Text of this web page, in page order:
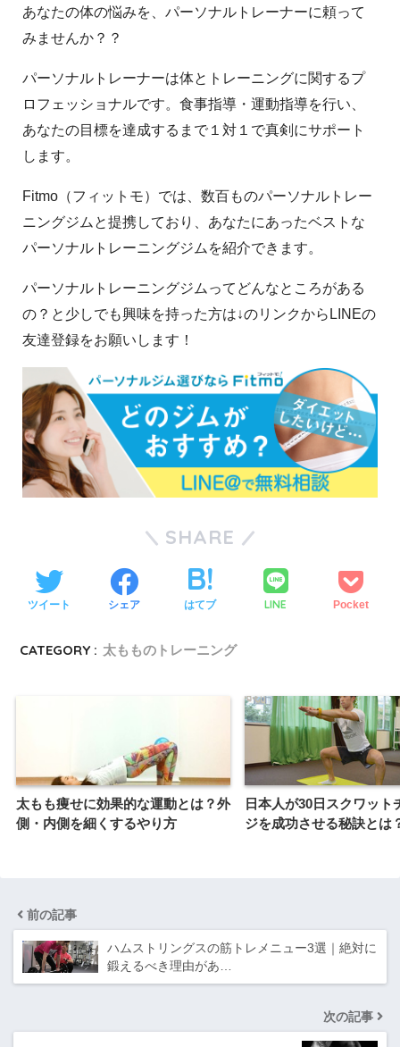
あなたの体の悩みを、パーソナルトレーナーに頼って
みませんか？？
パーソナルトレーナーは体とトレーニングに関するプ
ロフェッショナルです。食事指導・運動指導を行い、
あなたの目標を達成するまで１対１で真剣にサポート
します。
Fitmo（フィットモ）では、数百ものパーソナルトレー
ニングジムと提携しており、あなたにあったベストな
パーソナルトレーニングジムを紹介できます。
パーソナルトレーニングジムってどんなところがある
の？と少しでも興味を持った方は↓のリンクからLINEの
友達登録をお願いします！
SHARE
ツイート シェア はてブ LINE Pocket
CATEGORY : 太もものトレーニング
太もも痩せに効果的な運動とは？外
側・内側を細くするやり方
日本人が30日スクワット
ジを成功させる秘訣とは
前の記事
ハムストリングスの筋トレメニュー3選｜絶対に
鍛えるべき理由があ…
次の記事